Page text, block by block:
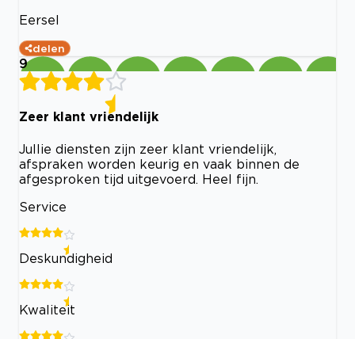
Eersel
delen
9
Zeer klant vriendelijk
Jullie diensten zijn zeer klant vriendelijk,
afspraken worden keurig en vaak binnen de
afgesproken tijd uitgevoerd. Heel fijn.
Service
Deskundigheid
Kwaliteit